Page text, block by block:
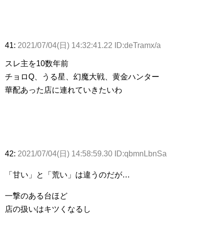
41: 2021/07/04(日) 14:32:41.22 ID:deTramx/a
スレ主を10数年前
チョロQ、うる星、幻魔大戦、黄金ハンター
華配あった店に連れていきたいわ
42: 2021/07/04(日) 14:58:59.30 ID:qbmnLbnSa
「甘い」と「荒い」は違うのだが…
一撃のある台ほど
店の扱いはキツくなるし